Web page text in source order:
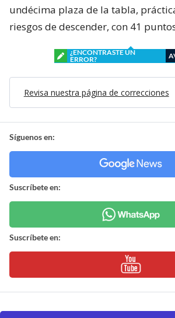
undécima plaza de la tabla,
riesgos de descender, con 41
¿ENCONTRASTE UN
ERROR?
Revisa nuestra página de correcciones
Síguenos en:
Suscríbete en:
Suscríbete en: